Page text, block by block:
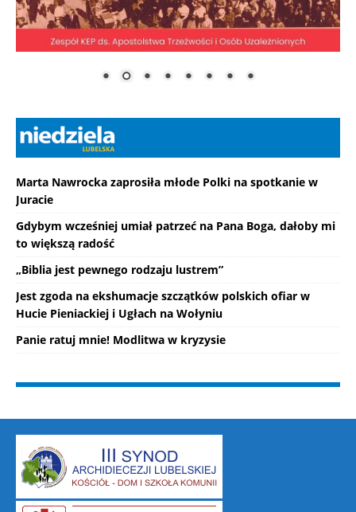
Marta Nawrocka zaprosiła młode Polki na spotkanie w
Juracie
Gdybym wcześniej umiał patrzeć na Pana Boga, dałoby mi
to większą radość
„Biblia jest pewnego rodzaju lustrem”
Jest zgoda na ekshumacje szczątków polskich ofiar w
Hucie Pieniackiej i Ugłach na Wołyniu
Panie ratuj mnie! Modlitwa w kryzysie